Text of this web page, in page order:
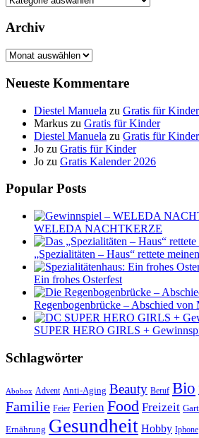
Archiv
Archiv
Neueste Kommentare
Diestel Manuela zu Gratis für Kinder
Markus zu Gratis für Kinder
Diestel Manuela zu Gratis für Kinder
Jo zu Gratis für Kinder
Jo zu Gratis Kalender 2026
Popular Posts
WELEDA NACHTKERZE
„Spezialitäten – Haus“ rettete
Ein frohes Osterfest
Regenbogenbrücke – Abschied von
SUPER HERO GIRLS +
Schlagwörter
Abobox Advent Anti-Aging Beauty Beruf Bio
Familie Feier Ferien Food Freizeit
Ernährung Gesundheit Hobby Iphone